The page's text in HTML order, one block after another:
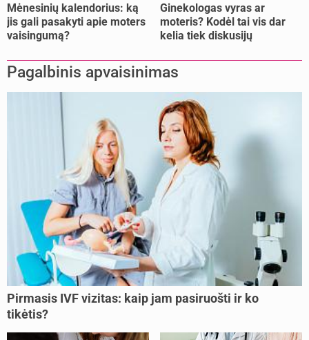
Mėnesinių kalendorius: ką
jis gali pasakyti apie moters
vaisingumą?
Ginekologas vyras ar
moteris? Kodėl tai vis dar
kelia tiek diskusijų
Pagalbinis apvaisinimas
Pirmasis IVF vizitas: kaip jam pasiruošti ir ko
tikėtis?